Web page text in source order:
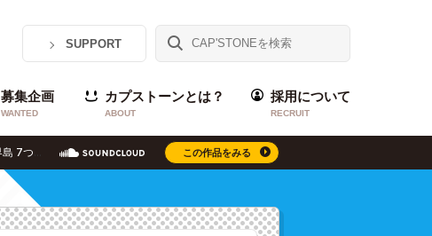
SUPPORT
募集企画
WANTED
カプストーンとは？
ABOUT
採用について
RECRUIT
この作品をみる